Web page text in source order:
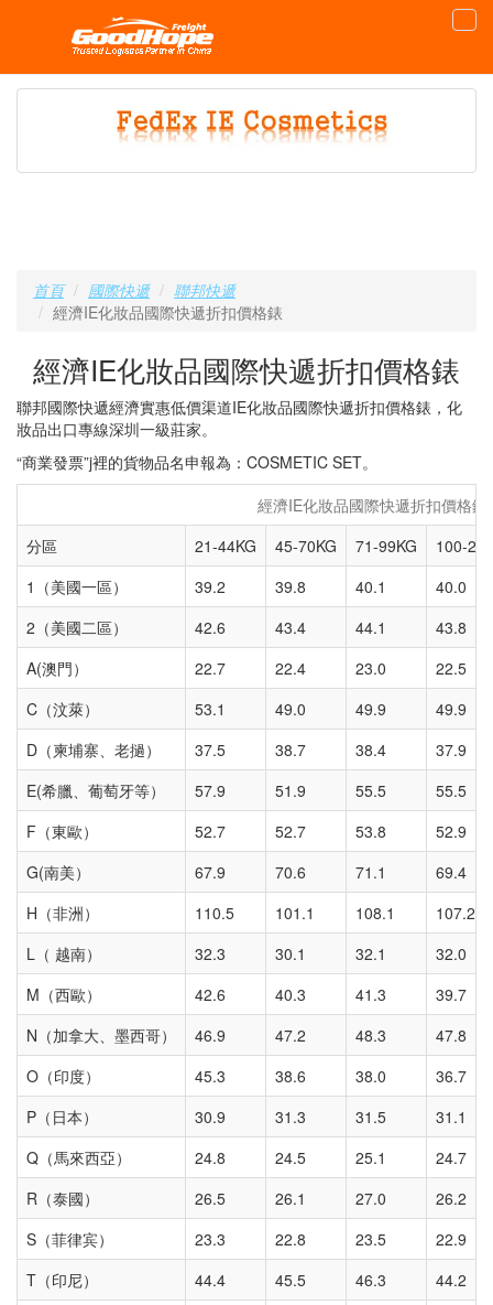
首頁 國際快遞
聯邦快遞
經濟IE化妝品國際快遞折扣價格錶
經濟IE化妝品國際快遞折扣價格錶
聯邦國際快遞經濟實惠低價渠道IE化妝品國際快遞折扣價格錶，化
妝品出口專線深圳一級莊家。
“商業發票”j裡的貨物品名申報為：COSMETIC SET。
經濟IE化妝品國際快遞折扣價格
分區
21-44KG 45-70KG 71-99KG
100-
1（美國一區）
39.2 39.8 40.1
40.0
2（美國二區）
42.6 43.4 44.1
43.8
A(澳門）
22.7 22.4 23.0
22.5
C（汶萊）
53.1 49.0 49.9
49.9
D（柬埔寨、老撾）
37.5 38.7 38.4
37.9
E(希臘、葡萄牙等）
57.9 51.9 55.5
55.5
F（東歐）
52.7 52.7 53.8
52.9
G(南美）
67.9 70.6 71.1
69.4
H（非洲）
110.5 101.1 108.1
107.2
L（ 越南）
32.3 30.1 32.1
32.0
M（西歐）
42.6 40.3 41.3
39.7
N（加拿大、墨西哥）
46.9 47.2 48.3
47.8
O（印度）
45.3 38.6 38.0
36.7
P（日本）
30.9 31.3 31.5
31.1
Q（馬來西亞）
24.8 24.5 25.1
24.7
R（泰國）
26.5 26.1 27.0
26.2
S（菲律宾）
23.3 22.8 23.5
22.9
T（印尼）
44.4 45.5 46.3
44.2